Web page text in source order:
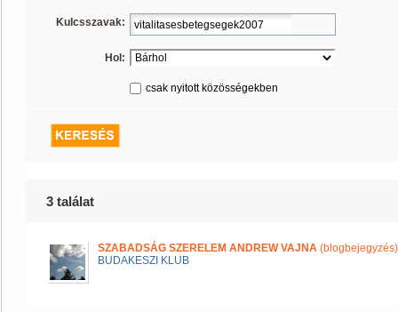
Kulcsszavak:
Hol:
csak nyitott közösségekben
3 találat
SZABADSÁG SZERELEM ANDREW VAJNA (blogbejegyzés)
BUDAKESZI KLUB